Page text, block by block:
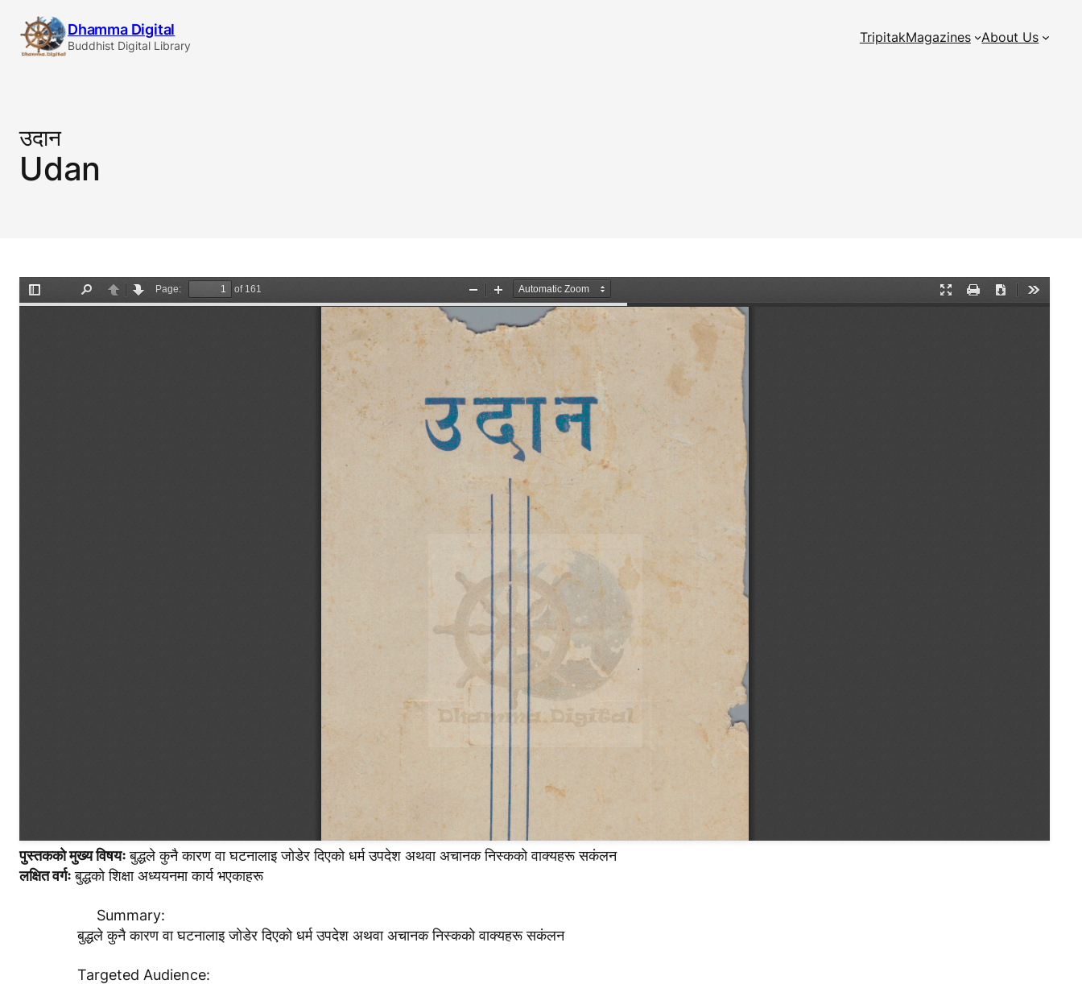
content
Dhamma Digital
Buddhist Digital Library TripitakMagazines About Us
उदान
Udan
पुस्तककाे मुख्य विषयःबुद्धले कुनै कारण वा घटनालाइ जाेडेर दिएकाे धर्म उपदेश अथवा अचानक निस्ककाे वाक्यहरू सकंलन
लक्षित वर्गःबुद्धकाे शिक्षा अध्ययनमा कार्य भएकाहरू
Summary:
बुद्धले कुनै कारण वा घटनालाइ जाेडेर दिएकाे धर्म उपदेश अथवा अचानक निस्ककाे वाक्यहरू सकंलन
Targeted Audience: